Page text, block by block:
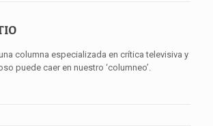
columna especializada en crítica televisiva y
puede caer en nuestro ‘columneo’.